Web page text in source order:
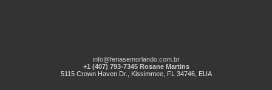
info@feriasemorlando.com.br
+1 (407) 793-7345 Rosane Martins
5115 Crown Haven Dr., Kissimmee, FL 34746, EUA